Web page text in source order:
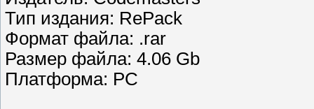
Тип издания: RePack
Формат файла: .rar
Размер файла: 4.06 Gb
Платформа: PC